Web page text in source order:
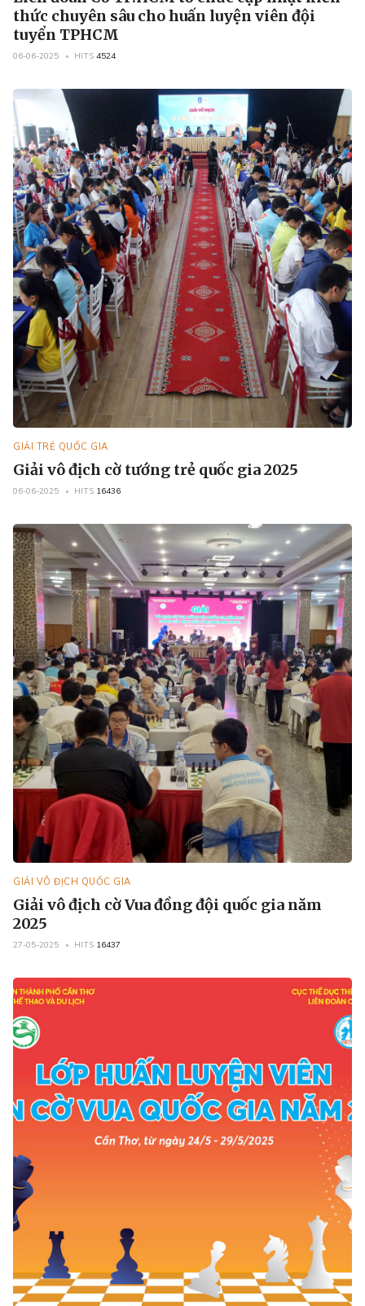
thức chuyên sâu cho huấn luyện viên đội
tuyển TPHCM
06-06-2025 HITS 4524
GIẢI TRẺ QUỐC GIA
Giải vô địch cờ tướng trẻ quốc gia 2025
06-06-2025 HITS 16436
GIẢI VÔ ĐỊCH QUỐC GIA
Giải vô địch cờ Vua đồng đội quốc gia năm
2025
27-05-2025 HITS 16437